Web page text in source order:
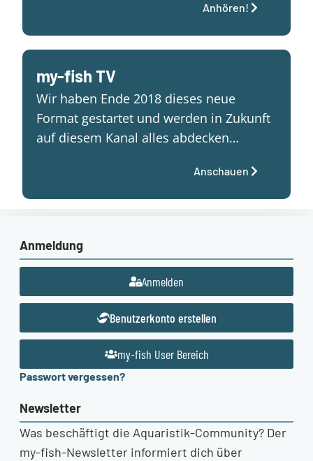
Anhören!
my-fish TV
Wir haben Ende 2018 dieses neue
Format gestartet und werden in Zukunft
auf diesem Kanal alles abdecken…
Anschauen
Anmeldung
Anmelden
Benutzerkonto erstellen
my-fish User Bereich
Passwort vergessen?
Newsletter
Was beschäftigt die Aquaristik-Community? Der
my-fish-Newsletter informiert dich über